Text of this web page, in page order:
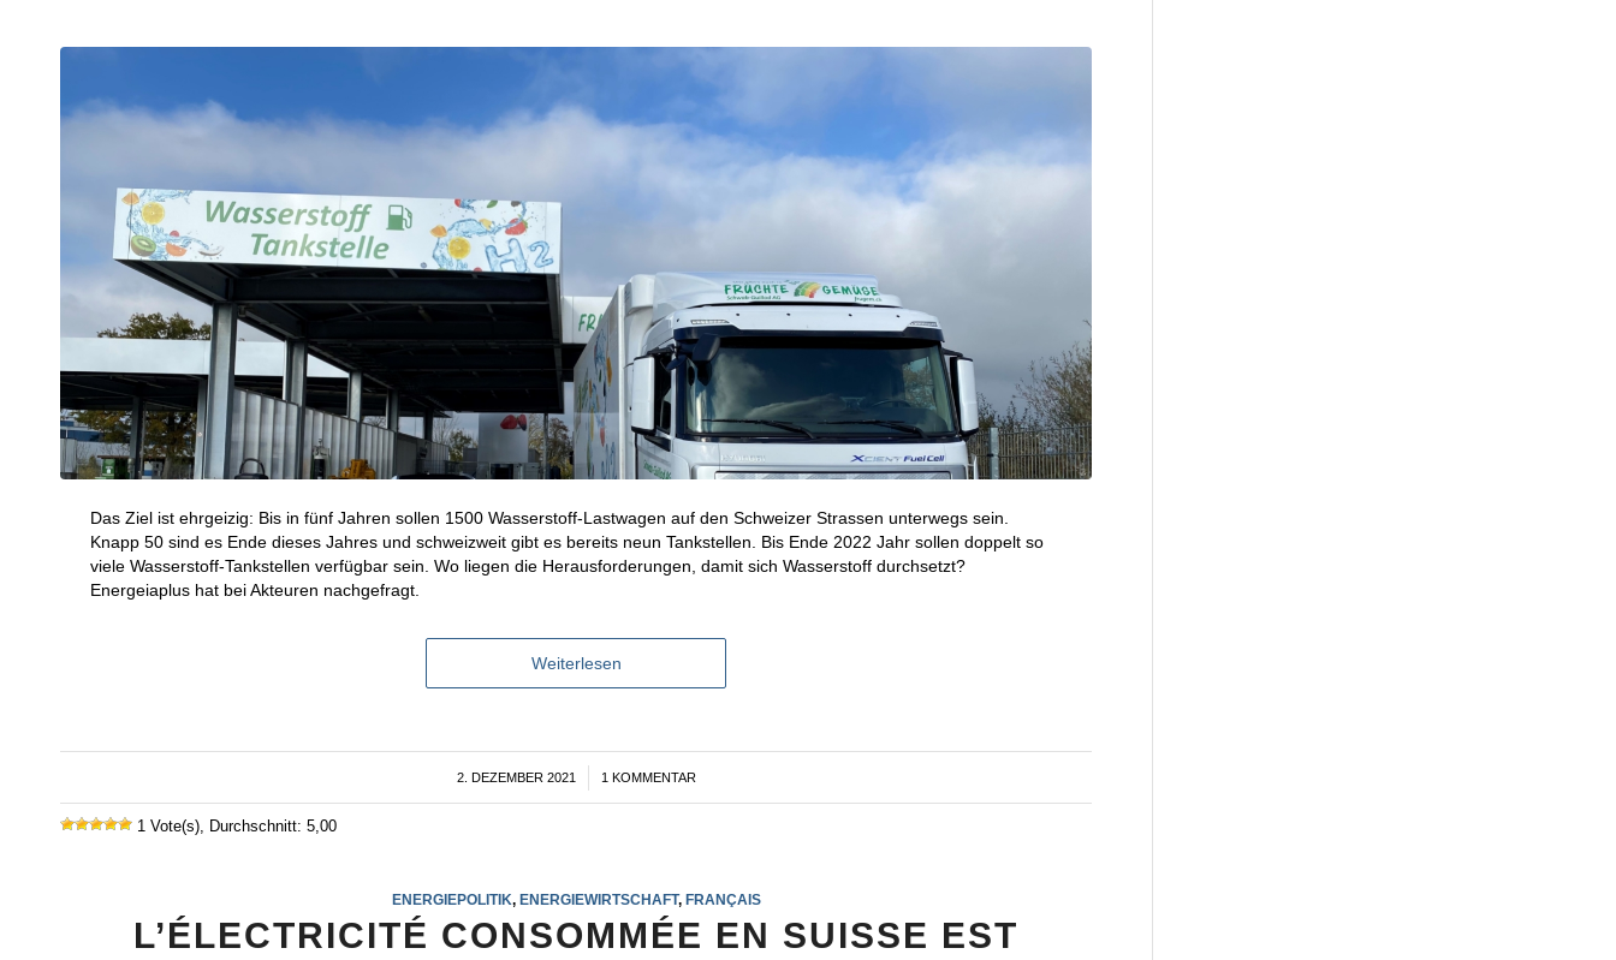
Das Ziel ist ehrgeizig: Bis in fünf Jahren sollen 1500 Wasserstoff-Lastwagen auf den Schweizer Strassen unterwegs sein.
Knapp 50 sind es Ende dieses Jahres und schweizweit gibt es bereits neun Tankstellen. Bis Ende 2022 Jahr sollen doppelt so
viele Wasserstoff-Tankstellen verfügbar sein. Wo liegen die Herausforderungen, damit sich Wasserstoff durchsetzt?
Energeiaplus hat bei Akteuren nachgefragt.
Weiterlesen
2. DEZEMBER 2021
/ 1 KOMMENTAR
1 Vote(s), Durchschnitt: 5,00
ENERGIEPOLITIK, ENERGIEWIRTSCHAFT, FRANÇAIS
L’ÉLECTRICITÉ CONSOMMÉE EN SUISSE EST